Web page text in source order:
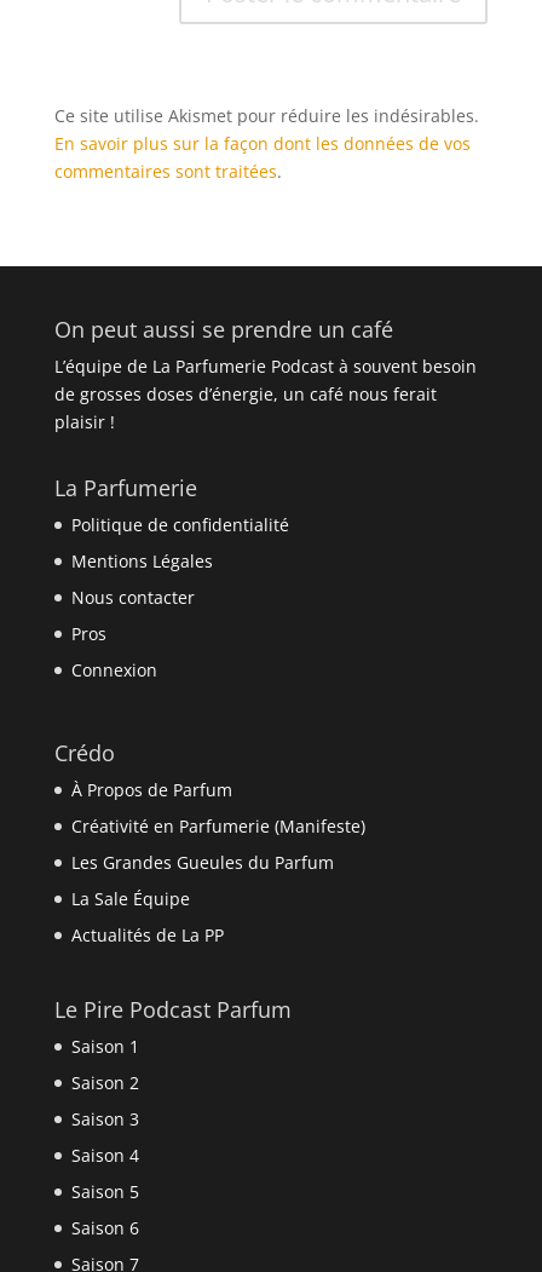
Ce site utilise Akismet pour réduire les indésirables.
En savoir plus sur la façon dont les données de vos
commentaires sont traitées.
On peut aussi se prendre un café
L’équipe de La Parfumerie Podcast à souvent besoin
de grosses doses d’énergie, un café nous ferait
plaisir !
La Parfumerie
Politique de confidentialité
Mentions Légales
Nous contacter
Pros
Connexion
Crédo
À Propos de Parfum
Créativité en Parfumerie (Manifeste)
Les Grandes Gueules du Parfum
La Sale Équipe
Actualités de La PP
Le Pire Podcast Parfum
Saison 1
Saison 2
Saison 3
Saison 4
Saison 5
Saison 6
Saison 7